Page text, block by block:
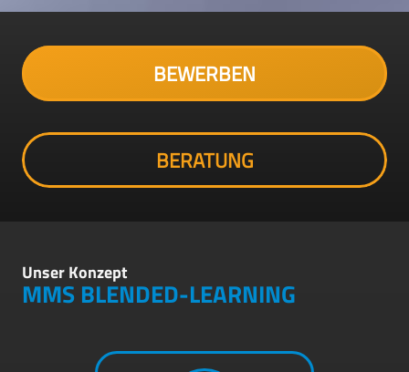
BEWERBEN
BERATUNG
Unser Konzept
MMS BLENDED-LEARNING